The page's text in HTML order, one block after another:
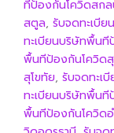
ทีป้องกันโควิดสก
สตูล, รับจดทะเบี
ทะเบียนบริษัทพื้นที
พื้นทีป้องกันโควิด
สุโขทัย, รับจดทะเ
ทะเบียนบริษัทพื้น
พื้นทีป้องกันโควิดอ